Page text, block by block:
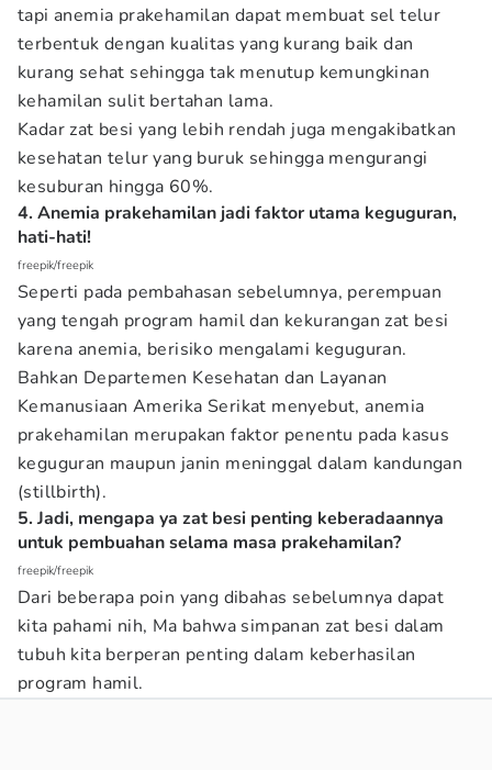
tapi anemia prakehamilan dapat membuat sel telur
terbentuk dengan kualitas yang kurang baik dan
kurang sehat sehingga tak menutup kemungkinan
kehamilan sulit bertahan lama.
Kadar zat besi yang lebih rendah juga mengakibatkan
kesehatan telur yang buruk sehingga mengurangi
kesuburan hingga 60%.
4. Anemia prakehamilan jadi faktor utama keguguran,
hati-hati!
freepik/freepik
Seperti pada pembahasan sebelumnya, perempuan
yang tengah program hamil dan kekurangan zat besi
karena anemia, berisiko mengalami keguguran.
Bahkan Departemen Kesehatan dan Layanan
Kemanusiaan Amerika Serikat menyebut, anemia
prakehamilan merupakan faktor penentu pada kasus
keguguran maupun janin meninggal dalam kandungan
(stillbirth).
5. Jadi, mengapa ya zat besi penting keberadaannya
untuk pembuahan selama masa prakehamilan?
freepik/freepik
Dari beberapa poin yang dibahas sebelumnya dapat
kita pahami nih, Ma bahwa simpanan zat besi dalam
tubuh kita berperan penting dalam keberhasilan
program hamil.